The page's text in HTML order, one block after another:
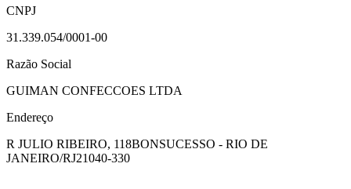
CNPJ
31.339.054/0001-00
Razão Social
GUIMAN CONFECCOES LTDA
Endereço
R JULIO RIBEIRO, 118BONSUCESSO - RIO DE
JANEIRO/RJ21040-330